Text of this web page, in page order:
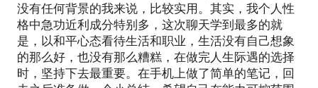
没有任何背景的我来说，比较实用。其实，我个人性
格中急功近利成分特别多，这次聊天学到最多的就
是，以和平心态看待生活和职业，生活没有自己想象
的那么好，也没有那么糟糕，在做完人生际遇的选择
时，坚持下去最重要。在手机上做了简单的笔记，回